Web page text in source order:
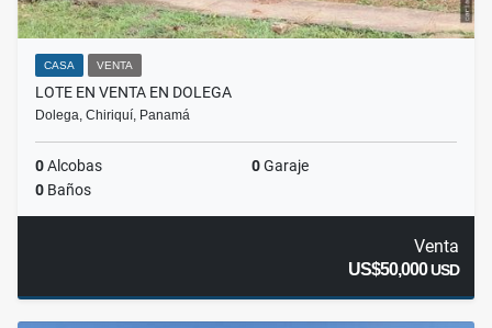
CASA VENTA
LOTE EN VENTA EN DOLEGA
Dolega, Chiriquí, Panamá
0Alcobas 0Garaje
0 Baños
Venta
US$50,000USD